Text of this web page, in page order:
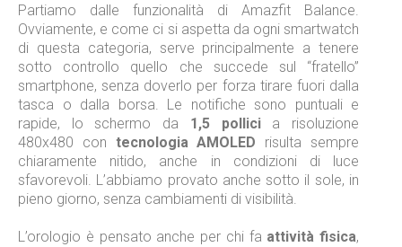
Partiamo dalle funzionalità di Amazfit Balance.
Ovviamente, e come ci si aspetta da ogni smartwatch
di questa categoria, serve principalmente a tenere
sotto controllo quello che succede sul “fratello”
smartphone, senza doverlo per forza tirare fuori dalla
tasca o dalla borsa. Le notifiche sono puntuali e
rapide, lo schermo da 1,5 pollicia risoluzione
480x480 con tecnologia AMOLED risulta sempre
chiaramente nitido, anche in condizioni di luce
sfavorevoli. L’abbiamo provato anche sotto il sole, in
pieno giorno, senza cambiamenti di visibilità.
L’orologio è pensato anche per chi fa attività fisica,